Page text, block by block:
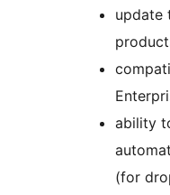
update
ability
(for